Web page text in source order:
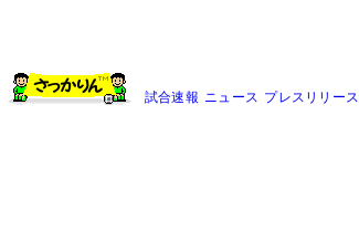
試合速報 ニュース プレスリリース